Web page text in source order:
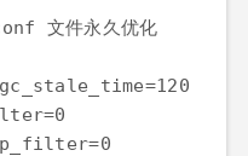
文件永久优化